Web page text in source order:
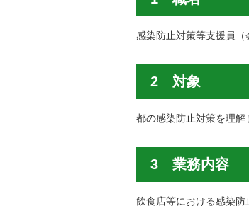
感染防止対策等支援員（
2 対象
都の感染防止対策を理
3 業務内容
飲食店等における感染